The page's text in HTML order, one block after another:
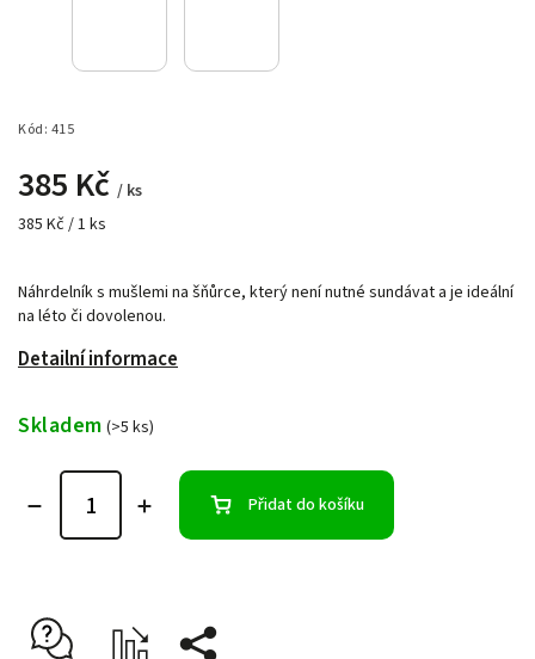
Kód: 415
385 Kč / ks
385 Kč / 1 ks
Náhrdelník s mušlemi na šňůrce, který není nutné sundávat a je ideální
na léto či dovolenou.
Detailní informace
Skladem (>5 ks)
Přidat do košíku